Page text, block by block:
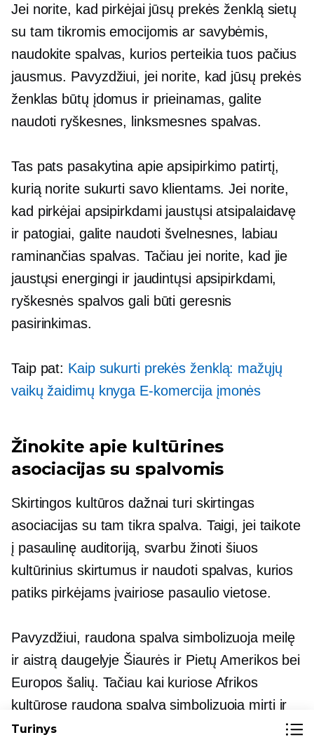
Jei norite, kad pirkėjai jūsų prekės ženklą sietų
su tam tikromis emocijomis ar savybėmis,
naudokite spalvas, kurios perteikia tuos pačius
jausmus. Pavyzdžiui, jei norite, kad jūsų prekės
ženklas būtų įdomus ir prieinamas, galite
naudoti ryškesnes, linksmesnes spalvas.
Tas pats pasakytina apie apsipirkimo patirtį,
kurią norite sukurti savo klientams. Jei norite,
kad pirkėjai apsipirkdami jaustųsi atsipalaidavę
ir patogiai, galite naudoti švelnesnes, labiau
raminančias spalvas. Tačiau jei norite, kad jie
jaustųsi energingi ir jaudintųsi apsipirkdami,
ryškesnės spalvos gali būti geresnis
pasirinkimas.
Taip pat: Kaip sukurti prekės ženklą: mažųjų
vaikų žaidimų knyga E-komercijaįmonės
Žinokite apie kultūrines
asociacijas su spalvomis
Skirtingos kultūros dažnai turi skirtingas
asociacijas su tam tikra spalva. Taigi, jei taikote
į pasaulinę auditoriją, svarbu žinoti šiuos
kultūrinius skirtumus ir naudoti spalvas, kurios
patiks pirkėjams įvairiose pasaulio vietose.
Pavyzdžiui, raudona spalva simbolizuoja meilę
ir aistrą daugelyje Šiaurės ir Pietų Amerikos bei
Europos šalių. Tačiau kai kuriose Afrikos
kultūrose raudona spalva simbolizuoja mirtį ir
sielvartą.
Turinys